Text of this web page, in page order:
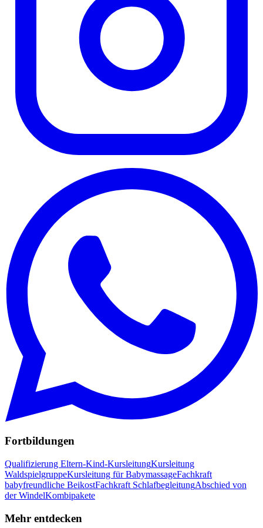
Fortbildungen
Qualifizierung Eltern-Kind-KursleitungKursleitung
WaldspielgruppeKursleitung für BabymassageFachkraft
babyfreundliche BeikostFachkraft SchlafbegleitungAbschied von
der WindelKombipakete
Mehr entdecken